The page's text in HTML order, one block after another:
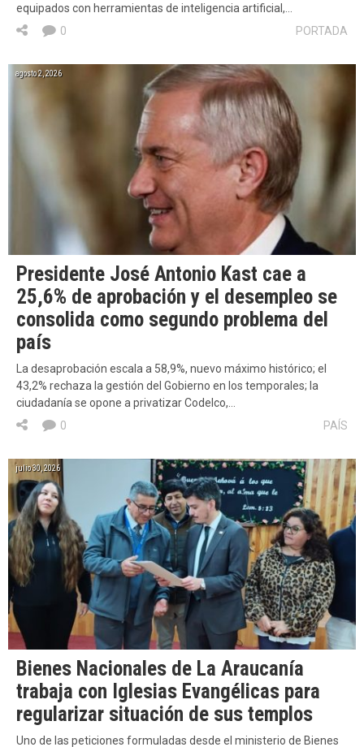
equipados con herramientas de inteligencia artificial,…
PORTADA
0
agosto 2, 2026
Presidente José Antonio Kast cae a
25,6% de aprobación y el desempleo se
consolida como segundo problema del
país
La desaprobación escala a 58,9%, nuevo máximo histórico; el
43,2% rechaza la gestión del Gobierno en los temporales; la
ciudadanía se opone a privatizar Codelco,…
PAÍS
0
julio 30, 2026
Bienes Nacionales de La Araucanía
trabaja con Iglesias Evangélicas para
regularizar situación de sus templos
Uno de las peticiones formuladas desde el ministerio de Bienes